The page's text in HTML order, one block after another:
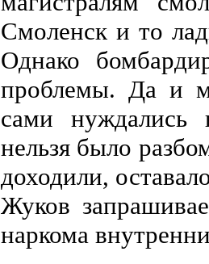
Смоленск и то
Однако
проблемы. Да и
сами
нельзя было
доходили,
Жуков
наркома